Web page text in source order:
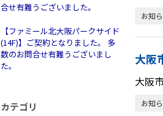
合せ有難うございました。
【ファミール北大阪パークサイド
(14F)】ご契約となりました。 多
数のお問合せ有難うございまし
た。
カテゴリ
お知
大阪
大阪
お知